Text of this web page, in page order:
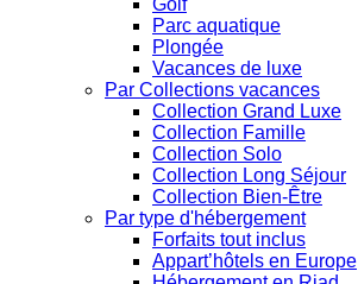
Golf
Parc aquatique
Plongée
Vacances de luxe
Par Collections vacances
Collection Grand Luxe
Collection Famille
Collection Solo
Collection Long Séjour
Collection Bien-Être
Par type d'hébergement
Forfaits tout inclus
Appart’hôtels en Europe